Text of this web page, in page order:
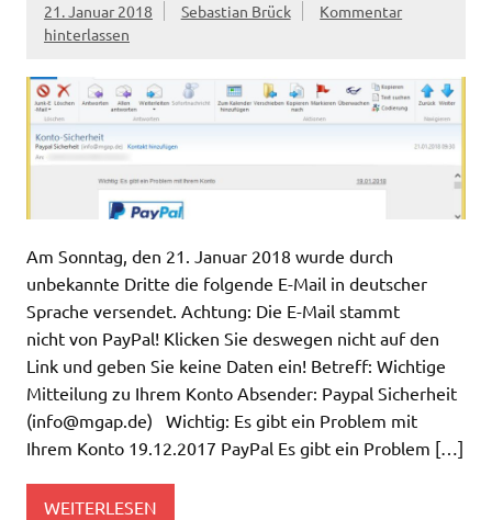
21. Januar 2018 Sebastian Brück
Kommentar
hinterlassen
Am Sonntag, den 21. Januar 2018 wurde durch
unbekannte Dritte die folgende E-Mail in deutscher
Sprache versendet. Achtung: Die E-Mail stammt
nicht von PayPal! Klicken Sie deswegen nicht auf den
Link und geben Sie keine Daten ein! Betreff: Wichtige
Mitteilung zu Ihrem Konto Absender: Paypal Sicherheit
(info@mgap.de) Wichtig: Es gibt ein Problem mit
Ihrem Konto 19.12.2017 PayPal Es gibt ein Problem […]
WEITERLESEN